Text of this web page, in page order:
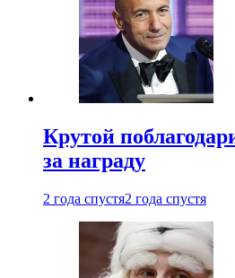
Крутой
за награду
2 года спустя2 года спустя